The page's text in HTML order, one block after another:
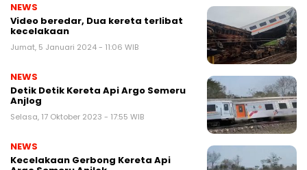
NEWS
Video beredar, Dua kereta terlibat
kecelakaan
Jumat, 5 Januari 2024 - 11:06 WIB
NEWS
Detik Detik Kereta Api Argo Semeru
Anjlog
Selasa, 17 Oktober 2023 - 17:55 WIB
NEWS
Kecelakaan Gerbong Kereta Api